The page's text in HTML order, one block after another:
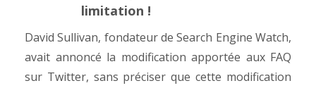
limitation !
David Sullivan, fondateur deSearch Engine Watch,
avait annoncé la modification apportée aux FAQ
sur Twitter, sans préciser que cette modification